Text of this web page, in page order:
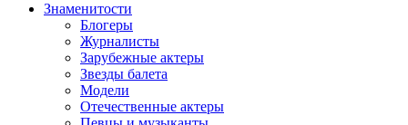
Знаменитости
Блогеры
Журналисты
Зарубежные актеры
Звезды балета
Модели
Отечественные актеры